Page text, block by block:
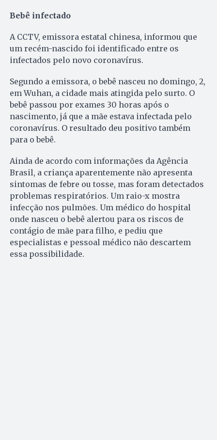
Bebê infectado
A CCTV, emissora estatal chinesa, informou que
um recém-nascido foi identificado entre os
infectados pelo novo coronavírus.
Segundo a emissora, o bebê nasceu no domingo, 2,
em Wuhan, a cidade mais atingida pelo surto. O
bebê passou por exames 30 horas após o
nascimento, já que a mãe estava infectada pelo
coronavírus. O resultado deu positivo também
para o bebê.
Ainda de acordo com informações da Agência
Brasil, a criança aparentemente não apresenta
sintomas de febre ou tosse, mas foram detectados
problemas respiratórios. Um raio-x mostra
infecção nos pulmões. Um médico do hospital
onde nasceu o bebê alertou para os riscos de
contágio de mãe para filho, e pediu que
especialistas e pessoal médico não descartem
essa possibilidade.